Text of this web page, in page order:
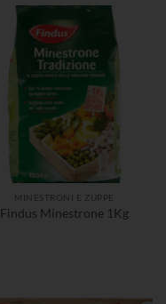
MINESTRONI E ZUPPE
Findus Minestrone 1Kg